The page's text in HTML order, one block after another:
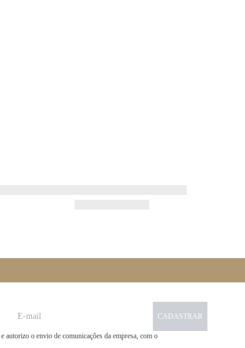
CADASTRAR
e autorizo o envio de comunicações da empresa, com o